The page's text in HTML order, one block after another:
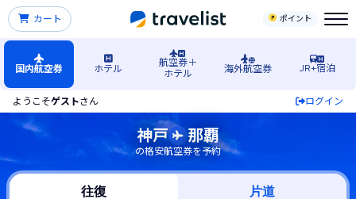
ポイント
カート
国内航空券 ホテル
航空券＋
ホテル
海外航空券 JR+宿泊
ようこそゲストさん ログイン
神戸空港発→那覇（沖縄）空港行きの格安航空券・飛行機・
神戸 那覇
の格安航空券を予約
往復 片道